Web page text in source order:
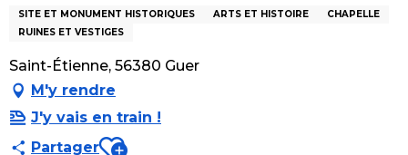
SITE ET MONUMENT HISTORIQUES ARTS ET HISTOIRE
CHAPELLE
RUINES ET VESTIGES
Saint-Étienne, 56380 Guer
M'y rendre
J'y vais en train !
PartagerAjouter aux favoris